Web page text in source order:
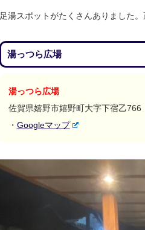
足湯スポットがたくさんありました
湯っつら広場
湯っつら広場
佐賀県嬉野市嬉野町大字下宿乙766
・ Googleマップ